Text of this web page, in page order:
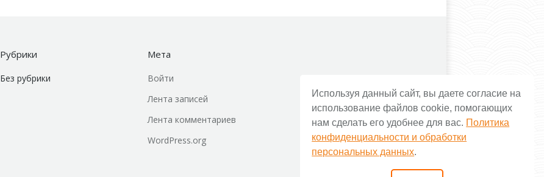
Рубрики
Без рубрики
Мета
Войти
Лента записей
Лента комментариев
WordPress.org
Используя данный сайт, вы даете согласие на
использование файлов cookie, помогающих
нам сделать его удобнее для вас. Политика
конфиденциальности и обработки
персональных данных.